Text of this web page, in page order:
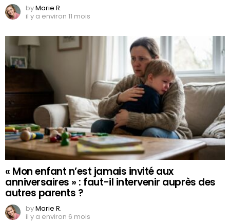
byMarie R.
il y a environ 11 mois
« Mon enfant n’est jamais invité aux
anniversaires » : faut-il intervenir auprès des
autres parents ?
byMarie R.
il y a environ 6 mois